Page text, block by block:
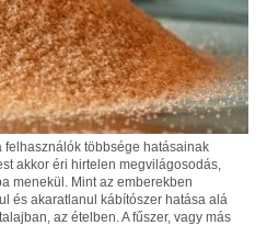
felhasználók többsége hatásainak
akkor éri hirtelen megvilágosodás,
menekül. Mint az emberekben
és akaratlanul kábítószer hatása alá
az ételben. A fűszer, vagy más